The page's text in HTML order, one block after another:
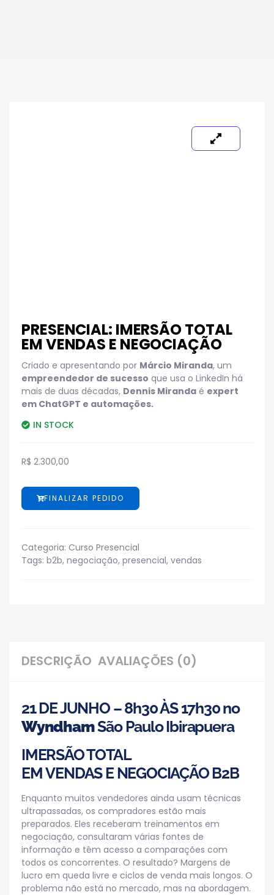
PRESENCIAL: IMERSÃO TOTAL
EM VENDAS E NEGOCIAÇÃO
Criado e apresentando por Márcio Miranda, um
empreendedor de sucesso que usa o LinkedIn há
mais de duas décadas, Dennis Miranda é expert
em ChatGPT e automações.
IN STOCK
R$ 2.300,00
FINALIZAR PEDIDO
Categoria: Curso Presencial
Tags: b2b, negociação, presencial, vendas
DESCRIÇÃO AVALIAÇÕES (0)
21 DE JUNHO – 8h30 ÀS 17h30 no
WyndhamSão Paulo Ibirapuera
IMERSÃO TOTAL
EM VENDAS E NEGOCIAÇÃO B2B
Enquanto muitos vendedores ainda usam técnicas
ultrapassadas, os compradores estão mais
preparados. Eles receberam treinamentos em
negociação, consultaram várias fontes de
informação e têm acesso a comparações com
todos os concorrentes. O resultado? Margens de
lucro em queda livre e ciclos de venda mais longos. O
problema não está no mercado, mas na abordagem.